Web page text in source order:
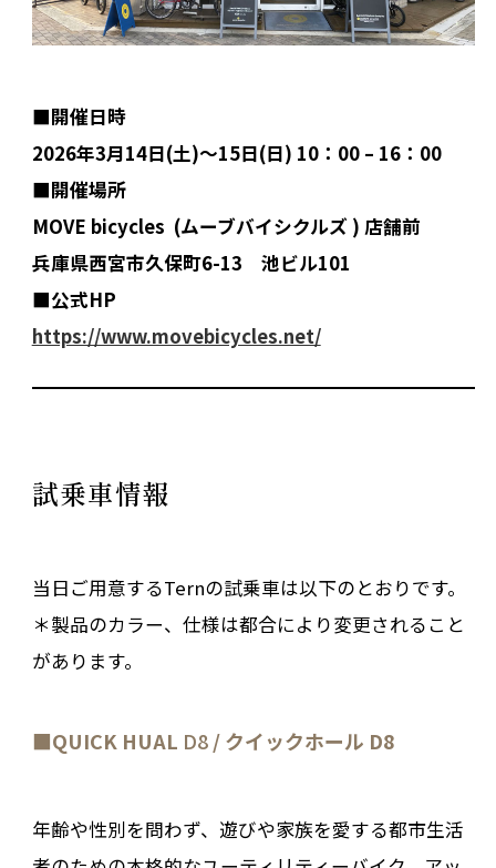
■開催日時
2026年3月14日(土)〜15日(日) 10：00 – 16：00
■開催場所
MOVE bicycles (ムーブバイシクルズ ) 店舗前
兵庫県西宮市久保町6-13 池ビル101
■公式HP
https://www.movebicycles.net/
試乗車情報
当日ご用意するTernの試乗車は以下のとおりです。
＊製品のカラー、仕様は都合により変更されること
があります。
■QUICK HUAL D8/ クイックホール D8
年齢や性別を問わず、遊びや家族を愛する都市生活